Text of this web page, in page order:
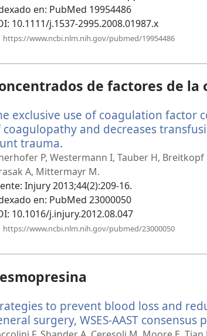
en‎: PubMed 19954486
‎: 10.1111/j.1537-2995.2008.01987.x
https://www.ncbi.nlm.nih.gov/pubmed/19954486
de factores de la
exclusive use of coagulation factor
coagulopathy and decreases
trauma.
una
nueva
ventana)
P, Westermann I, Tauber H, Breitkopf
A, Mittermayr M.
‎: Injury 2013;44(2):209-16.
en‎: PubMed 23000050
‎: 10.1016/j.injury.2012.08.047
https://www.ncbi.nlm.nih.gov/pubmed/23000050
to prevent blood loss and
surgery, WSES-AAST consensus